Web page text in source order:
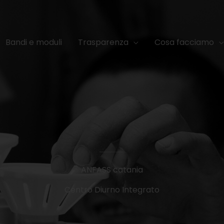
Bandi e moduli Trasparenza
Cosa facciamo
ANFASS catania
Centro Diurno Integrato